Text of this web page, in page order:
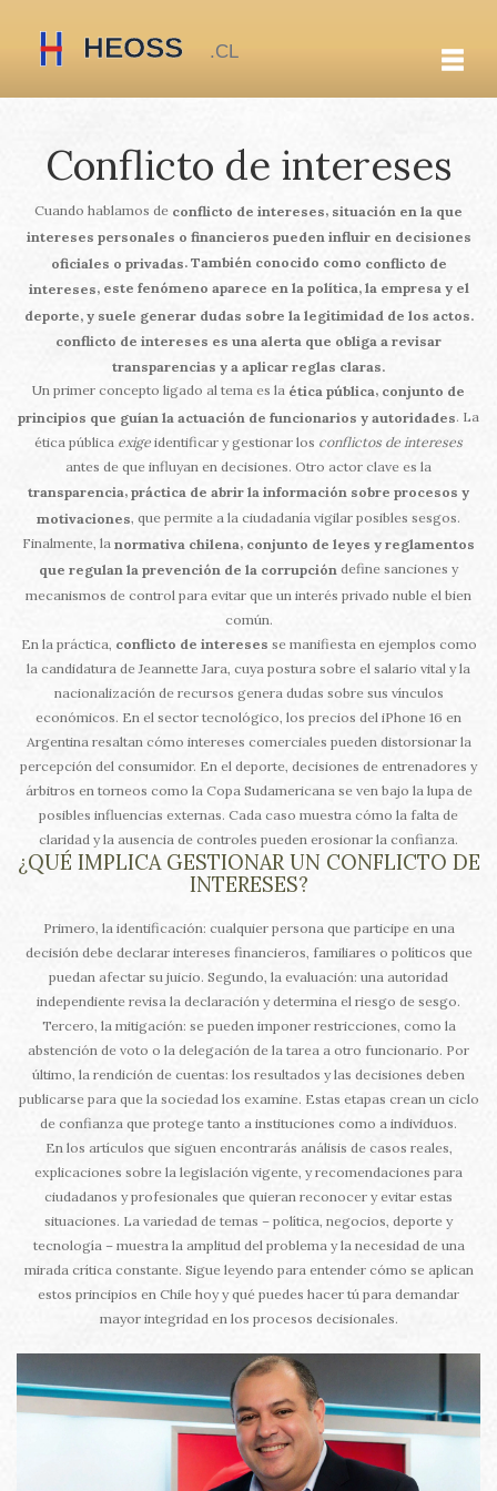
Conflicto de intereses
Cuando hablamos de conflicto de intereses, situación en la que
intereses personales o financieros pueden influir en decisiones
oficiales o privadas. También conocido como conflicto de
intereses, este fenómeno aparece en la política, la empresa y el
deporte, y suele generar dudas sobre la legitimidad de los actos.
conflicto de intereses es una alerta que obliga a revisar
transparencias y a aplicar reglas claras.
Un primer concepto ligado al tema es la ética pública, conjunto de
principios que guían la actuación de funcionarios y autoridades. La
ética pública exige identificar y gestionar los conflictos de intereses
antes de que influyan en decisiones. Otro actor clave es la
transparencia, práctica de abrir la información sobre procesos y
motivaciones , que permite a la ciudadanía vigilar posibles sesgos.
Finalmente, la normativa chilena, conjunto de leyes y reglamentos
que regulan la prevención de la corrupción define sanciones y
mecanismos de control para evitar que un interés privado nuble el bien
común.
En la práctica, conflicto de intereses se manifiesta en ejemplos como
la candidatura de Jeannette Jara, cuya postura sobre el salario vital y la
nacionalización de recursos genera dudas sobre sus vínculos
económicos. En el sector tecnológico, los precios del iPhone 16 en
Argentina resaltan cómo intereses comerciales pueden distorsionar la
percepción del consumidor. En el deporte, decisiones de entrenadores y
árbitros en torneos como la Copa Sudamericana se ven bajo la lupa de
posibles influencias externas. Cada caso muestra cómo la falta de
claridad y la ausencia de controles pueden erosionar la confianza.
¿QUÉ IMPLICA GESTIONAR UN CONFLICTO DE
INTERESES?
Primero, la identificación: cualquier persona que participe en una
decisión debe declarar intereses financieros, familiares o políticos que
puedan afectar su juicio. Segundo, la evaluación: una autoridad
independiente revisa la declaración y determina el riesgo de sesgo.
Tercero, la mitigación: se pueden imponer restricciones, como la
abstención de voto o la delegación de la tarea a otro funcionario. Por
último, la rendición de cuentas: los resultados y las decisiones deben
publicarse para que la sociedad los examine. Estas etapas crean un ciclo
de confianza que protege tanto a instituciones como a individuos.
En los artículos que siguen encontrarás análisis de casos reales,
explicaciones sobre la legislación vigente, y recomendaciones para
ciudadanos y profesionales que quieran reconocer y evitar estas
situaciones. La variedad de temas – política, negocios, deporte y
tecnología – muestra la amplitud del problema y la necesidad de una
mirada crítica constante. Sigue leyendo para entender cómo se aplican
estos principios en Chile hoy y qué puedes hacer tú para demandar
mayor integridad en los procesos decisionales.